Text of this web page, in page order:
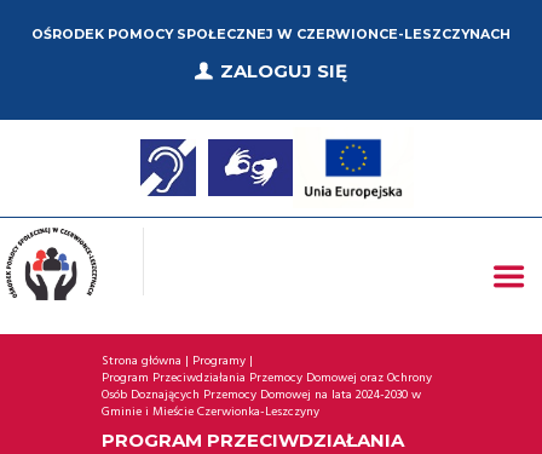
OŚRODEK POMOCY SPOŁECZNEJ W CZERWIONCE-LESZCZYNACH
ZALOGUJ SIĘ
Strona główna
Programy
Program Przeciwdziałania Przemocy Domowej oraz Ochrony
Osób Doznających Przemocy Domowej na lata 2024-2030 w
Gminie i Mieście Czerwionka-Leszczyny
PROGRAM PRZECIWDZIAŁANIA